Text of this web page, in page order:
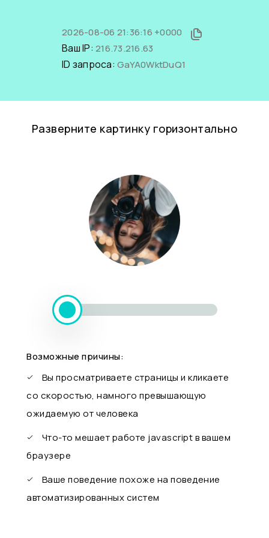
2026-08-06 21:36:16 +0000
Ваш IP: 216.73.216.63
ID запроса: GaYA0WktDuQ1
Разверните картинку горизонтально
Возможные причины:
Вы просматриваете страницы и кликаете
со скоростью, намного превышающую
ожидаемую от человека
Что-то мешает работе javascript в вашем
браузере
Ваше поведение похоже на поведение
автоматизированных систем